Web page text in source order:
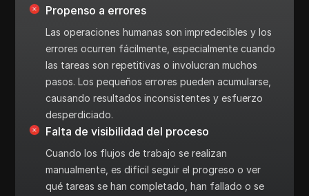
Propenso a errores
Las operaciones humanas son impredecibles y los
errores ocurren fácilmente, especialmente cuando
las tareas son repetitivas o involucran muchos
pasos. Los pequeños errores pueden acumularse,
causando resultados inconsistentes y esfuerzo
desperdiciado.
Falta de visibilidad del proceso
Cuando los flujos de trabajo se realizan
manualmente, es difícil seguir el progreso o ver
qué tareas se han completado, han fallado o se